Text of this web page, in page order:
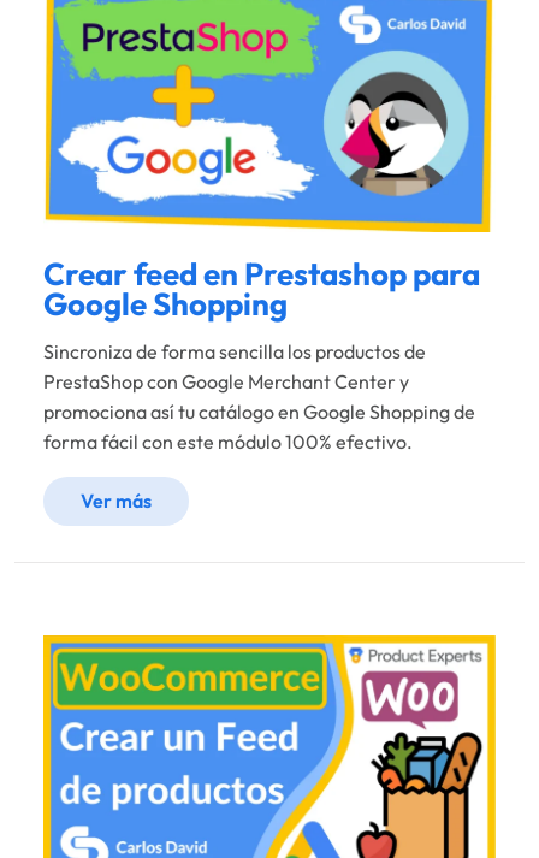
Crear feed en Prestashop para
Google Shopping
Sincroniza de forma sencilla los productos de
PrestaShop con Google Merchant Center y
promociona así tu catálogo en Google Shopping de
forma fácil con este módulo 100% efectivo.
Ver más